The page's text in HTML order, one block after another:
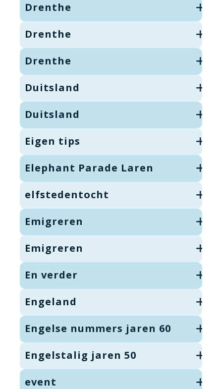
Drenthe
Drenthe
Drenthe
Duitsland
Duitsland
Eigen tips
Elephant Parade Laren
elfstedentocht
Emigreren
Emigreren
En verder
Engeland
Engelse nummers jaren 60
Engelstalig jaren 50
event